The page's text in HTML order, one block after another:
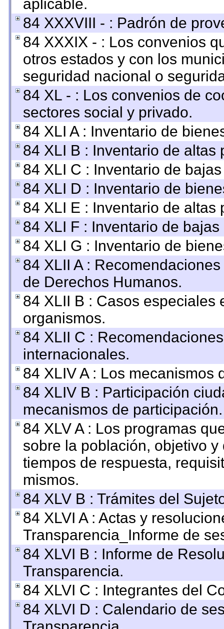
aplicable.
84 XXXVIII - : Padrón de
84 XXXIX - : Los convenios
otros estados y con los
seguridad nacional o
84 XL - : Los convenios de
sectores social y privado.
84 XLI A : Inventario de
84 XLI B : Inventario de
84 XLI C : Inventario de
84 XLI D : Inventario de
84 XLI E : Inventario de
84 XLI F : Inventario de
84 XLI G : Inventario de
84 XLII A :
de Derechos Humanos.
84 XLII B : Casos especiales
organismos.
84 XLII C :
internacionales.
84 XLIV A : Los mecanismos
84 XLIV B : Participación
mecanismos de participación.
84 XLV A : Los programas
sobre la población, objetivo
tiempos de respuesta,
mismos.
84 XLV B : Trámites del
84 XLVI A : Actas y
Transparencia_Informe de
84 XLVI B : Informe de
Transparencia.
84 XLVI C : Integrantes del
84 XLVI D : Calendario de